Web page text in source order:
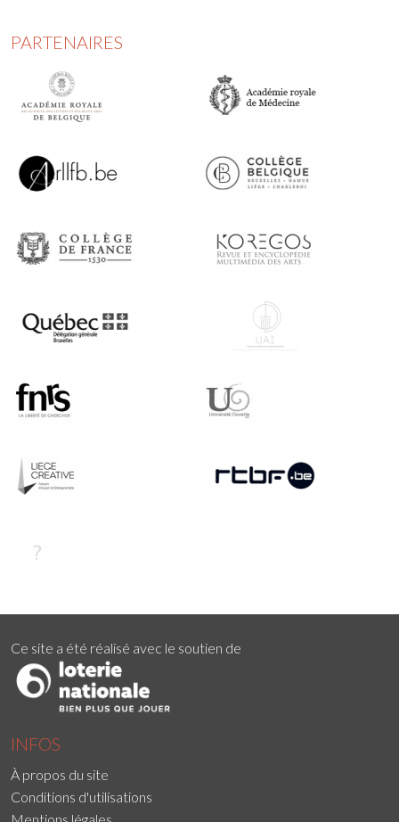
PARTENAIRES
Ce site a été réalisé avec le soutien de
INFOS
À propos du site
Conditions d'utilisations